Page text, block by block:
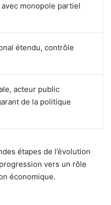
monopole partiel
étendu, contrôle
acteur public
de la politique
étapes de l’évolution
vers un rôle
économique.